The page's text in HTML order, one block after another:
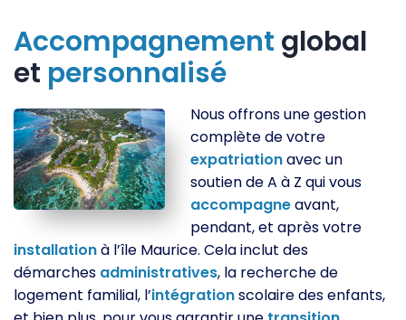
Accompagnement global
et personnalisé
Nous offrons une gestion
complète de votre
expatriationavec un
soutien de A à Z qui vous
accompagneavant,
pendant, et après votre
installationà l’île Maurice. Cela inclut des
démarches administratives, la recherche de
logement familial, l’intégrationscolaire des enfants,